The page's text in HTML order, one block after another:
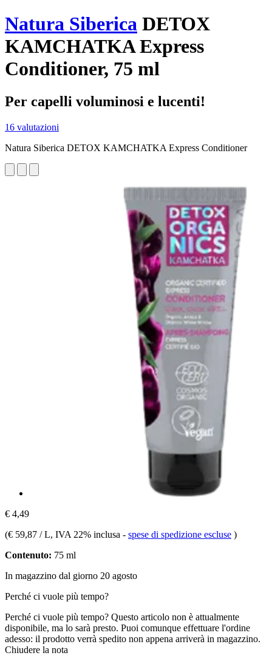
Natura Siberica DETOX
KAMCHATKA Express
Conditioner, 75 ml
Per capelli voluminosi e lucenti!
16 valutazioni
Natura Siberica DETOX KAMCHATKA Express Conditioner
€ 4,49
(€ 59,87 / L, IVA 22% inclusa - spese di spedizione escluse )
Contenuto: 75 ml
In magazzino dal giorno 20 agosto
Perché ci vuole più tempo?
Perché ci vuole più tempo? Questo articolo non è attualmente
disponibile, ma lo sarà presto. Puoi comunque effettuare l'ordine
adesso: il prodotto verrà spedito non appena arriverà in magazzino.
Chiudere la nota